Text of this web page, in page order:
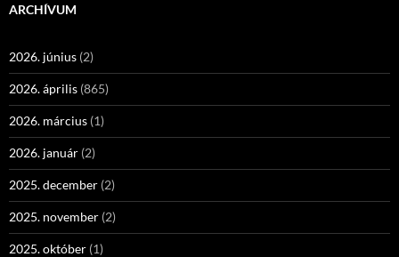
ARCHÍVUM
2026. június (2)
2026. április (865)
2026. március (1)
2026. január (2)
2025. december (2)
2025. november (2)
2025. október (1)